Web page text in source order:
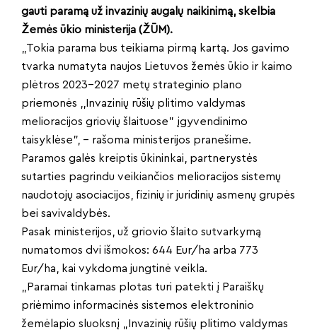
gauti paramą už invazinių augalų naikinimą, skelbia
Žemės ūkio ministerija (ŽŪM).
„Tokia parama bus teikiama pirmą kartą. Jos gavimo
tvarka numatyta naujos Lietuvos žemės ūkio ir kaimo
plėtros 2023–2027 metų strateginio plano
priemonės ,,Invazinių rūšių plitimo valdymas
melioracijos griovių šlaituose” įgyvendinimo
taisyklėse”, – rašoma ministerijos pranešime.
Paramos galės kreiptis ūkininkai, partnerystės
sutarties pagrindu veikiančios melioracijos sistemų
naudotojų asociacijos, fizinių ir juridinių asmenų grupės
bei savivaldybės.
Pasak ministerijos, už griovio šlaito sutvarkymą
numatomos dvi išmokos: 644 Eur/ha arba 773
Eur/ha, kai vykdoma jungtinė veikla.
„Paramai tinkamas plotas turi patekti į Paraiškų
priėmimo informacinės sistemos elektroninio
žemėlapio sluoksnį „Invazinių rūšių plitimo valdymas